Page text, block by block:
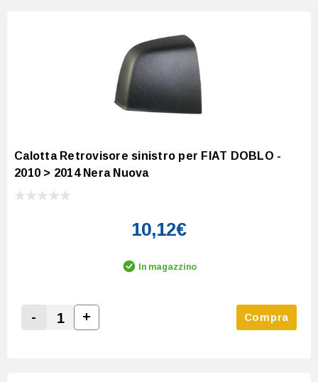
Calotta Retrovisore sinistro per FIAT DOBLO -
2010 > 2014 Nera Nuova
10,12€
In magazzino
Decrease Quantity:
-
Increase Quantity:
+ Compra